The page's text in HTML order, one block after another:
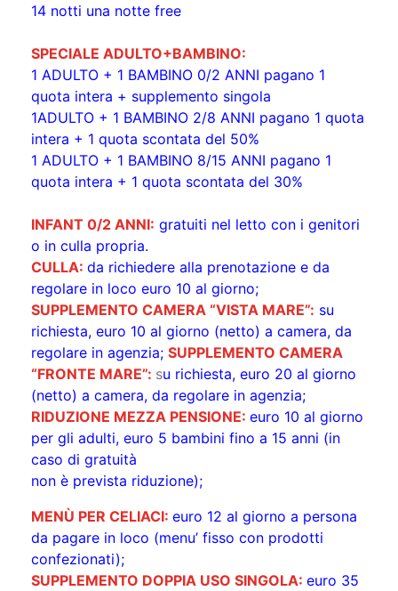
14 notti una notte free
SPECIALE ADULTO+BAMBINO:
1 ADULTO + 1 BAMBINO 0/2 ANNI pagano 1
quota intera + supplemento singola
1ADULTO + 1 BAMBINO 2/8 ANNI pagano 1 quota
intera + 1 quota scontata del 50%
1 ADULTO + 1 BAMBINO 8/15 ANNI pagano 1
quota intera + 1 quota scontata del 30%
INFANT 0/2 ANNI: gratuiti nel letto con i genitori
o in culla propria.
CULLA: da richiedere alla prenotazione e da
regolare in loco euro 10 al giorno;
SUPPLEMENTO CAMERA “VISTA MARE”: su
richiesta, euro 10 al giorno (netto) a camera, da
regolare in agenzia; SUPPLEMENTO CAMERA
“FRONTE MARE”: su richiesta, euro 20 al giorno
(netto) a camera, da regolare in agenzia;
RIDUZIONE MEZZA PENSIONE: euro 10 al giorno
per gli adulti, euro 5 bambini fino a 15 anni (in
caso di gratuità
non è prevista riduzione);
MENÙ PER CELIACI: euro 12 al giorno a persona
da pagare in loco (menu’ fisso con prodotti
confezionati);
SUPPLEMENTO DOPPIA USO SINGOLA: euro 35